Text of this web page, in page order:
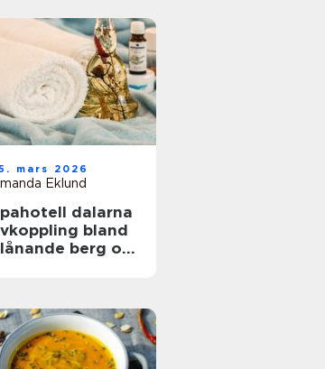
mars 2026
Eklund
dalarna
bland
berg och